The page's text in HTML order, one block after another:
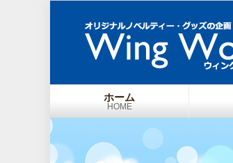
ホーム
HOME